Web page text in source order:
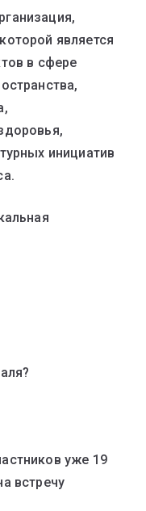
является
в сфере
инициатив
уже 19
встречу